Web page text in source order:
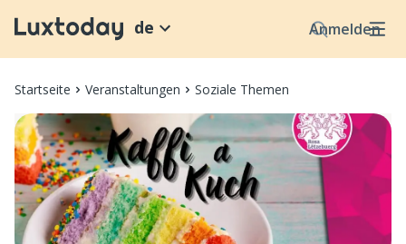
Anmelden
de
Startseite Veranstaltungen Soziale Themen